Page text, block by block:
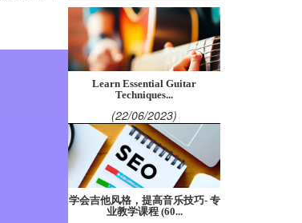
Learn Essential Guitar
Techniques...
(22/06/2023)
学会吉他风格，提高音乐技巧- 专
业教学课程 (60...